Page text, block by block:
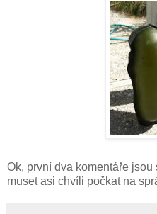
Ok, první dva komentáře
muset asi chvíli počkat na